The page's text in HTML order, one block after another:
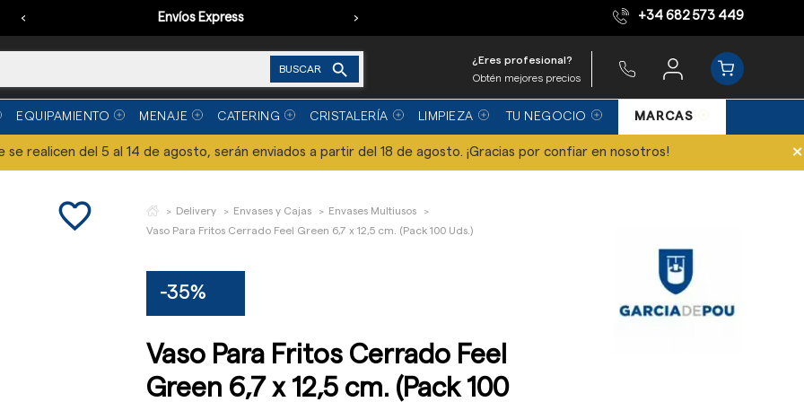
Envíos Express Equipo de expertos
‹ › +34 682 573 449
BUSCAR 
¿Eres profesional?
Obtén mejores precios
EQUIPAMIENTO MENAJE CATERING CRISTALERÍA LIMPIEZA TU NEGOCIO MARCAS
se realicen del 5 al 14 de agosto, serán enviados a partir del 18 de agosto. ¡Gracias por confiar en nosotros! ×
favorite_border Delivery Envases y Cajas
Envases Multiusos
Vaso Para Fritos Cerrado Feel Green 6,7 x 12,5 cm. (Pack 100 Uds.)
-35%
Vaso Para Fritos Cerrado Feel
Green 6,7 x 12,5 cm. (Pack 100